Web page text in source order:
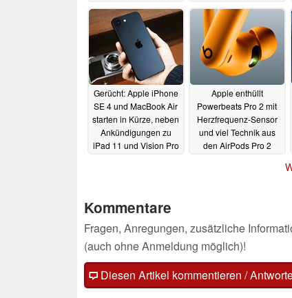
Hz, DCI P3)15.10.2025
24.06.2025
Gerücht: Apple iPhone
SE 4 und MacBook Air
starten in Kürze, neben
Ankündigungen zu
iPad 11 und Vision Pro
Apple enthüllt
Powerbeats Pro 2 mit
Herzfrequenz-Sensor
und viel Technik aus
den AirPods Pro 2
Kommentare
Fragen, Anregungen, zusätzliche
(auch ohne Anmeldung möglich)!
Diesen Artikel kommentieren /